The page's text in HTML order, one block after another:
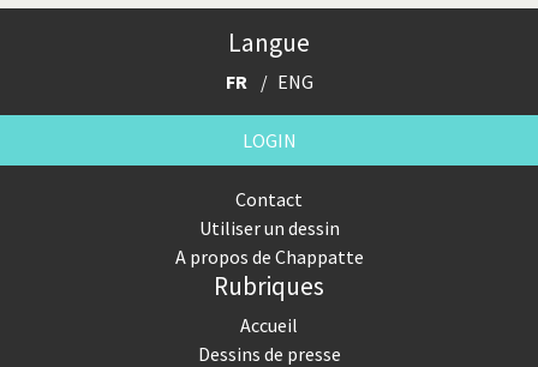
Le Best-Of Le boson de Higgs
Pascal Couchepin
Pauvres banques suisses! Peur des virus
SOS l'Europe!
Langue
FR ENG
LOGIN
Contact
Utiliser un dessin
A propos de Chappatte
Rubriques
Accueil
Dessins de presse